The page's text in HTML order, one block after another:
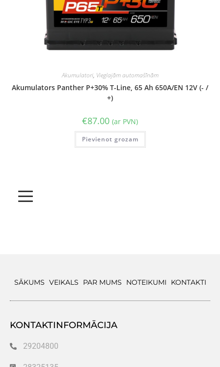
Akumulatori, Vieglajām automašīnām
Akumulators Panther P+30% T-Line, 65 Ah 650A/EN 12V (- /
+)
€87.00 (ar PVN)
Pievienot grozam
SĀKUMS VEIKALS PAR MUMS NOTEIKUMI KONTAKTI
KONTAKTINFORMĀCIJA
29204800